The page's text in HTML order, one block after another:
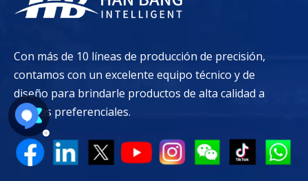
Con más de 10 líneas de producción de precisión,
contamos con un excelente equipo técnico y de
diseño para brindarle productos de alta calidad a
precios preferenciales.